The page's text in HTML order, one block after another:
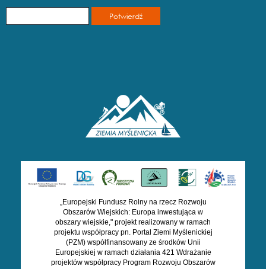
„Europejski Fundusz Rolny na rzecz Rozwoju
Obszarów Wiejskich: Europa inwestująca w
obszary wiejskie," projekt realizowany w ramach
projektu współpracy pn. Portal Ziemi Myślenickiej
(PZM) współfinansowany ze środków Unii
Europejskiej w ramach działania 421 Wdrażanie
projektów współpracy Program Rozwoju Obszarów